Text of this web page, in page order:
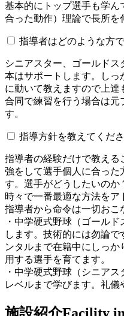
基本的にトップ選手も学ん
合った動作）理論で長所を
指導者はどのような方
シニアスター、ゴールド
本はサポートします。し
に動いて教えますので上達
合同で練習を行う場合は元
す。
指導方針を教えてくだ
指導者の経験だけで教え
強をして選手個人に合った
す。選手がどうしたいの
時々で一番最適な方法をア
指導者から命令は一切おこ
・中学硬式野球（ゴール
します。技術的には勿論
ンタルまで在籍中にしっ
用する選手を育てます。
・中学硬式野球（シニア
レベルまで学びます。礼儀